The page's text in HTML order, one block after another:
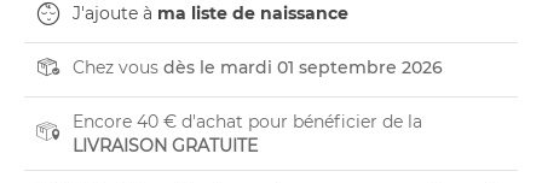
J'ajoute à ma liste de naissance
Chez vous dès le mardi 01 septembre 2026
Encore 40 € d'achat pour bénéficier de la
LIVRAISON GRATUITE